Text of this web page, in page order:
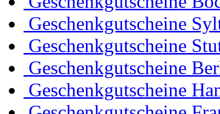
Geschenkgutscheine
Geschenkgutscheine
Geschenkgutscheine
Geschenkgutscheine